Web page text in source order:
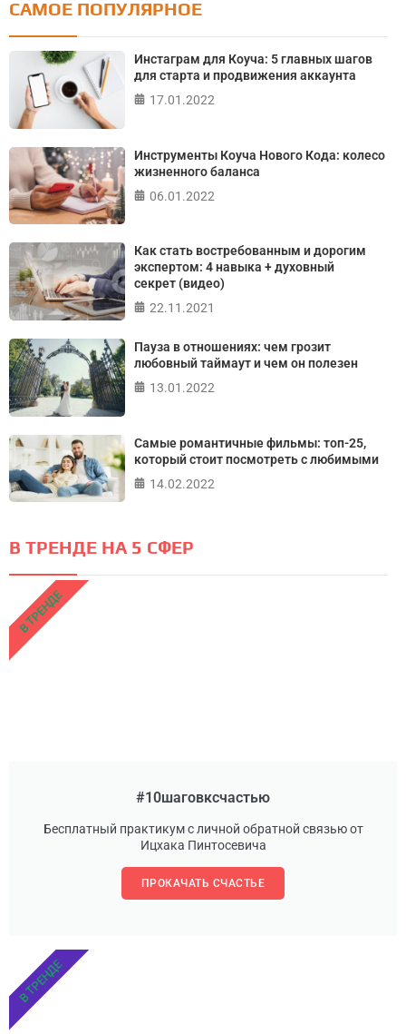
Тест: Как я контролирую свою жизнь?
Онлайн тест на основе шкалы локуса контроля
Джулиана Роттера
САМОЕ ПОПУЛЯРНОЕ
Инстаграм для Коуча: 5 главных шагов
для старта и продвижения аккаунта
17.01.2022
Инструменты Коуча Нового Кода: колесо
жизненного баланса
06.01.2022
Как стать востребованным и дорогим
экспертом: 4 навыка + духовный
секрет (видео)
22.11.2021
Пауза в отношениях: чем грозит
любовный таймаут и чем он полезен
13.01.2022
Самые романтичные фильмы: топ-25,
который стоит посмотреть с любимыми
14.02.2022
В ТРЕНДЕ НА 5 СФЕР
#10шаговксчастью
Бесплатный практикум с личной обратной связью от
Ицхака Пинтосевича
ПРОКАЧАТЬ СЧАСТЬЕ
В ТРЕНДЕ
В ТРЕНДЕ